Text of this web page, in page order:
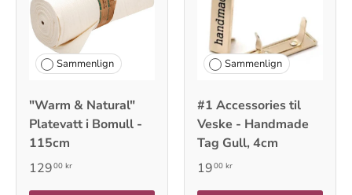
Sammenlign
"Warm & Natural"
Platevatt i Bomull -
115cm
12900 kr
Sammenlign
#1 Accessories til
Veske - Handmade
Tag Gull, 4cm
1900 kr